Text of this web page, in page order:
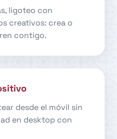
ligoteo con
creativos: crea o
contigo.
desde el móvil sin
en desktop con